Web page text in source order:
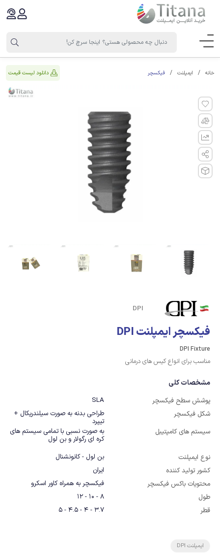
خانه ایمپلنت فیکسچر دانلود لیست قیمت
DPI
فیکسچر ایمپلنت DPI
DPI Fixture
مناسب برای انواع کیس های درمانی
مشخصات کلی
پوشش سطح فیکسچر
SLA
شکل فیکسچر
طراحی بدنه به صورت سیلندریکال +
تیپرد
سیستم های کامپتیبل
کره ای رگولار و بن لول
نوع ایمپلنت
بن لول - کانونشنال
کشور تولید کننده
ایران
محتویات باکس فیکسچر
فیکسچر به همراه کاور اسکرو
طول
8 - 10 - 12
قطر
3.7 - 4 - 4.5 - 5
ایمپلنت DPI